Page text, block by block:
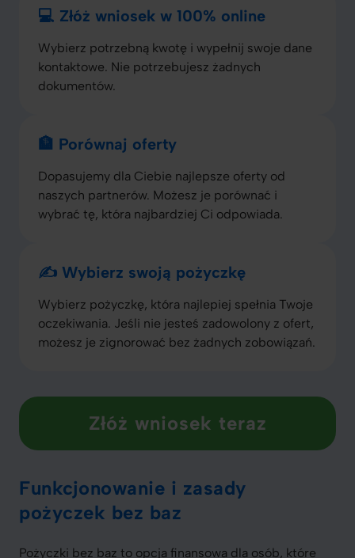
💻 Złóż wniosek w 100% online
Wybierz potrzebną kwotę i wypełnij swoje dane
kontaktowe. Nie potrzebujesz żadnych
dokumentów.
🏦 Porównaj oferty
Dopasujemy dla Ciebie najlepsze oferty od
naszych partnerów. Możesz je porównać i
wybrać tę, która najbardziej Ci odpowiada.
✍️ Wybierz swoją pożyczkę
Wybierz pożyczkę, która najlepiej spełnia Twoje
oczekiwania. Jeśli nie jesteś zadowolony z ofert,
możesz je zignorować bez żadnych zobowiązań.
Złóż wniosek teraz
Funkcjonowanie i zasady
pożyczek bez baz
Pożyczki bez baz to opcja finansowa dla osób, które